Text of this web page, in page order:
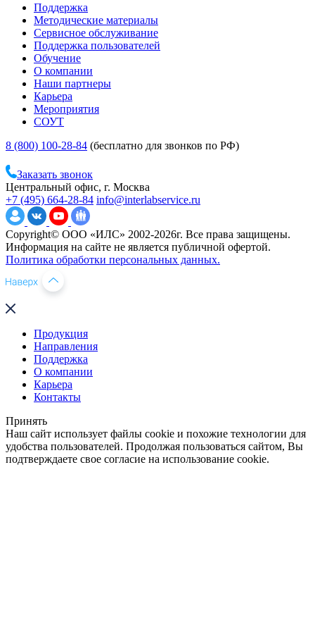
Поддержка
Методические материалы
Сервисное обслуживание
Поддержка пользователей
Обучение
О компании
Наши партнеры
Карьера
Мероприятия
СОУТ
8 (800) 100-28-84 (бесплатно для звонков по РФ)
Заказать звонок
Центральный офис, г. Москва
+7 (495) 664-28-84 info@interlabservice.ru
Copyright© ООО «ИЛС» 2002-2026г. Все права защищены.
Информация на сайте не является публичной офертой.
Политика обработки персональных данных.
Продукция
Направления
Поддержка
О компании
Карьера
Контакты
Принять
Наш сайт использует файлы cookie и похожие технологии для
удобства пользователей. Продолжая пользоваться сайтом, Вы
подтверждаете свое согласие на использование cookie.